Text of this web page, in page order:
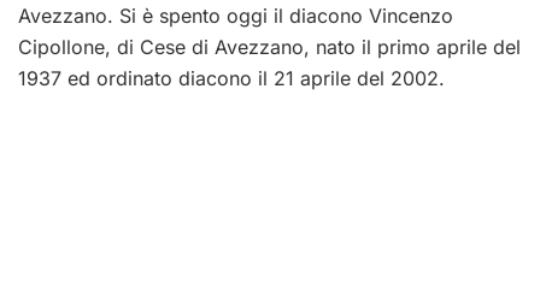
Avezzano. Si è spento oggi il diacono Vincenzo
Cipollone, di Cese di Avezzano, nato il primo aprile del
1937 ed ordinato diacono il 21 aprile del 2002.